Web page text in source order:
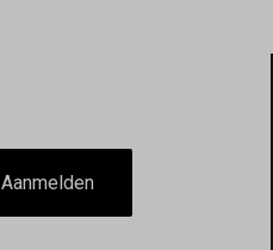
Aanmelden